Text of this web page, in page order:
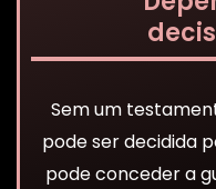
Sem um
pode ser decidida
pode conceder a